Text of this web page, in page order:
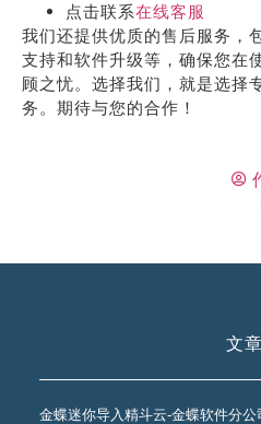
点击联系在线客服
我们还提供优质的售后服务，
支持和软件升级等，确保您在
顾之忧。选择我们，就是选择
务。期待与您的合作！
文章
金蝶迷你导入精斗云-金蝶软件分